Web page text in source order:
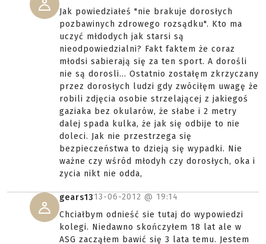
Jak powiedziałeś "nie brakuje dorosłych
pozbawinych zdrowego rozsądku". Kto ma
uczyć młdodych jak starsi są
nieodpowiedzialni? Fakt faktem że coraz
młodsi sabierają się za ten sport. A dorośli
nie są dorosli... Ostatnio zostałęm zkrzyczany
przez dorosłych ludzi gdy zwóciłęm uwagę że
robili zdjęcia osobie strzelającej z jakiegoś
gaziaka bez okularów, że słabe i 2 metry
dalej spada kulka, że jak się odbije to nie
doleci. Jak nie przestrzega się
bezpieczeństwa to dzieją się wypadki. Nie
ważne czy wśród młodyh czy dorosłych, oka i
zycia nikt nie odda,
gears1313-06-2012 @ 19:14
Chciałbym odnieść sie tutaj do wypowiedzi
kolegi. Niedawno skończyłem 18 lat ale w
ASG zacząłem bawić się 3 lata temu. Jestem